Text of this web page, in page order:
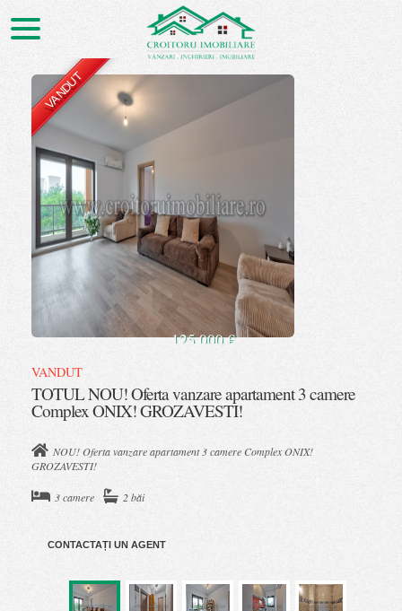
VANDUT
125.000 €
VANDUT
TOTUL NOU! Oferta vanzare apartament 3 camere
Complex ONIX! GROZAVESTI!
NOU! Oferta vanzare apartament 3 camere Complex ONIX!
GROZAVESTI!
3 camere 2 băi
CONTACTAȚI UN AGENT
▼
▼
▲